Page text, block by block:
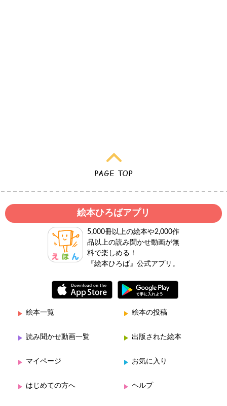
絵本ひろばアプリ
5,000冊以上の絵本や2,000作
品以上の読み聞かせ動画が無
料で楽しめる！
『絵本ひろば』公式アプリ。
絵本一覧 絵本の投稿
読み聞かせ動画一覧 出版された絵本
マイページ お気に入り
はじめての方へ ヘルプ